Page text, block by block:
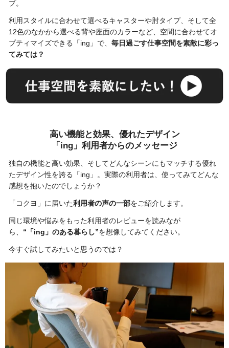
プ。
利用スタイルに合わせて選べるキャスターや肘タイプ、そして全
12色のなかから選べる背や座面のカラーなど、空間に合わせてオ
プティマイズできる「ing」で、 毎日過ごす仕事空間を素敵に彩っ
てみては？
高い機能と効果、優れたデザイン
「ing」利用者からのメッセージ
独自の機能と高い効果、そしてどんなシーンにもマッチする優れ
たデザイン性を誇る「ing」。実際の利用者は、使ってみてどんな
感想を抱いたのでしょうか？
「コクヨ」に届いた利用者の声の一部をご紹介します。
同じ環境や悩みをもった利用者のレビューを読みなが
ら、 “「ing」のある暮らし”を想像してみてください。
今すぐ試してみたいと思うのでは？